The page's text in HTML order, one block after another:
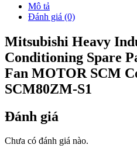
Mô tả
Đánh giá (0)
Mitsubishi Heavy
Conditioning Spare
Fan MOTOR SCM
SCM80ZM-S1
Đánh giá
Chưa có đánh giá nào.